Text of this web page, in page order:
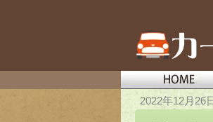
2022年12月26